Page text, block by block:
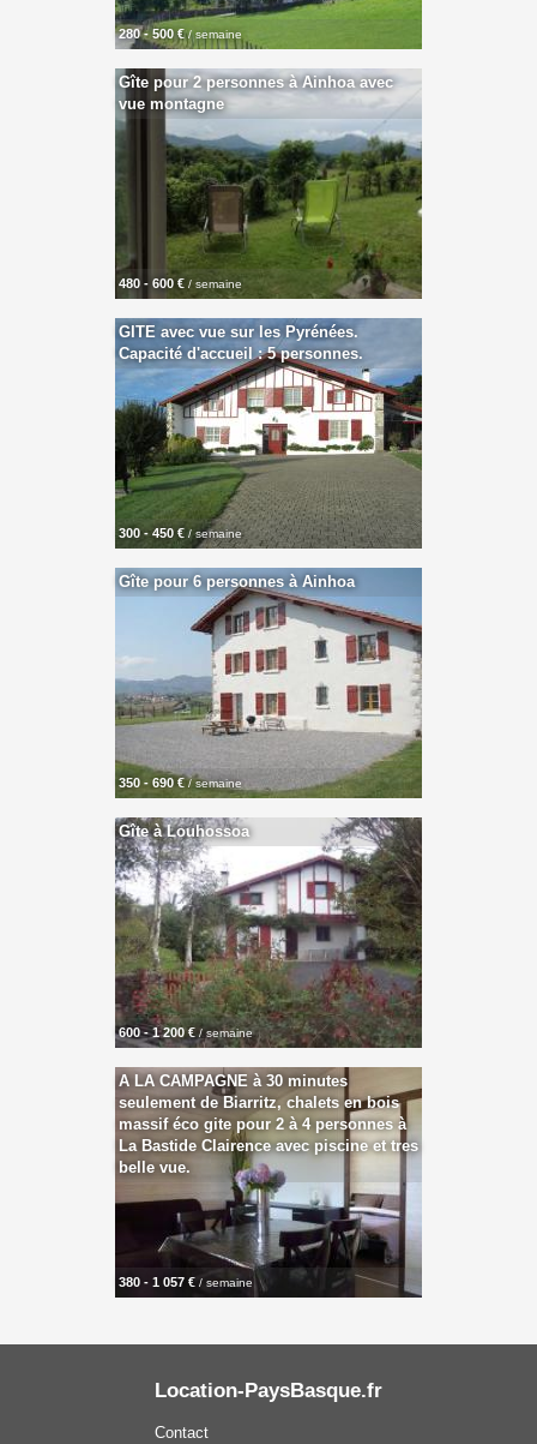
280 - 500 €/ semaine
Gîte pour 2 personnes à Ainhoa avec
vue montagne
480 - 600 € / semaine
GITE avec vue sur les Pyrénées.
Capacité d'accueil : 5 personnes.
300 - 450 € / semaine
Gîte pour 6 personnes à Ainhoa
350 - 690 €/ semaine
Gîte à Louhossoa
600 - 1 200 € / semaine
A LA CAMPAGNE à 30 minutes
seulement de Biarritz, chalets en bois
massif éco gite pour 2 à 4 personnes à
La Bastide Clairence avec piscine et tres
belle vue.
380 - 1 057 € / semaine
Location-PaysBasque.fr
Contact